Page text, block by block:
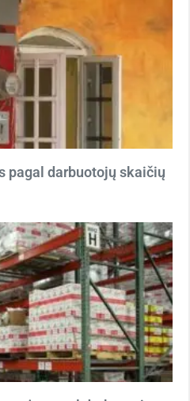
pagal darbuotojų skaičių